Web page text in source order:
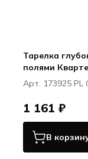
Тарелка
полями
ПИОЛИ / PIOLI
Арт. 173925 PL
1 161 ₽
В